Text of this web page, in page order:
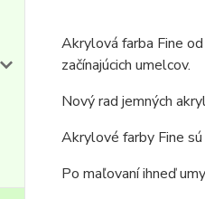
Akrylová farba Fine
začínajúcich umelcov.
Nový rad jemných
Akrylové farby Fine sú
Po maľovaní ihneď